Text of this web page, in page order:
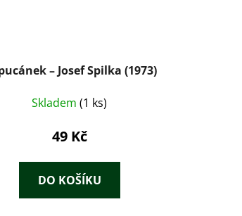
– Josef Spilka (1973)
Skladem(1 ks)
49 Kč
DO KOŠÍKU